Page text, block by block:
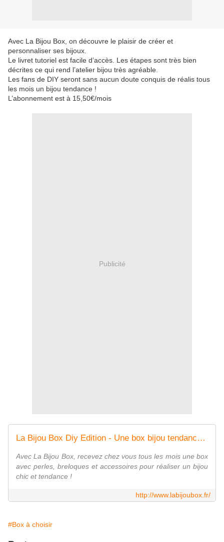
Avec La Bijou Box, on découvre le plaisir de créer et
personnaliser ses bijoux.
Le livret tutoriel est facile d’accès. Les étapes sont très bien
décrites ce qui rend l’atelier bijou très agréable.
Les fans de DIY seront sans aucun doute conquis de réalis tous
les mois un bijou tendance !
L’abonnement est à 15,50€/mois
Publicité
La Bijou Box Diy Edition - Une box bijou tendance à faire soi-même !
Avec La Bijou Box, recevez chez vous tous les mois une box
avec perles, breloques et accessoires pour réaliser un bijou
chic et tendance !
http://www.labijoubox.fr/
#Box à choisir